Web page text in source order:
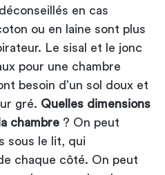
en cas
ou en laine sont plus
Le sisal et le jonc
pour une chambre
besoin d’un sol doux et
gré. Quelles dimensions
chambre ? On peut
sous le lit, qui
chaque côté. On peut